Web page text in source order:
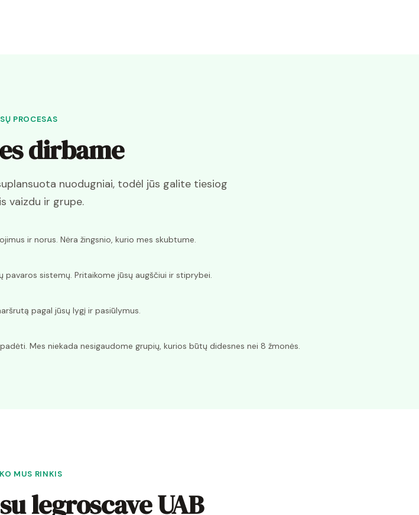
PROCESAS
dirbame
nuodugniai, todėl jūs galite tiesiog
vaizdu ir grupe.
ir norus. Nėra žingsnio, kurio mes skubtume.
sistemų. Pritaikome jūsų augščiui ir stiprybei.
pagal jūsų lygį ir pasiūlymus.
Mes niekada nesigaudome grupių, kurios būtų didesnes nei 8 žmonės.
MUS RINKIS
legroscave UAB